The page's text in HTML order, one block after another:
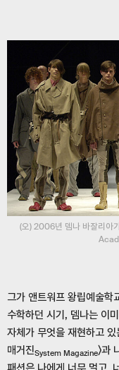
(오) 2006년 뎀나 바잘리아
그가 앤트워프 왕립예술학
수학하던 시기, 뎀나는 이
자체가 무엇을 재현하고 있
매거진System Magazine〉과